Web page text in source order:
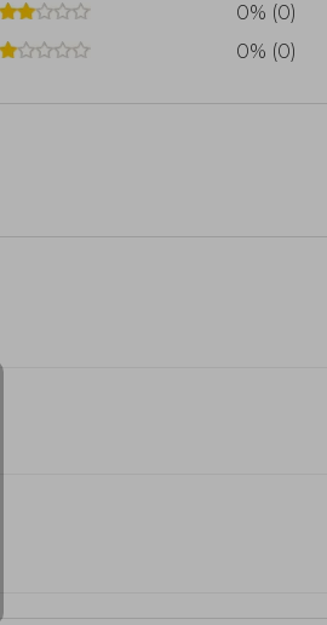
0% (0)
0% (0)